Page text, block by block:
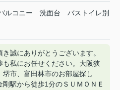
ルコニー 洗面台 バストイレ別
誠にありがとうございます。
も私にお任せください。大阪狭
堺市、富田林市のお部屋探し
駅から徒歩1分のＳＵＭＯＮＥ